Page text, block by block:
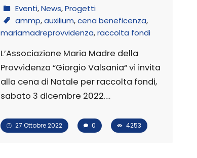
Eventi,News,Progetti
ammp,auxilium,cena beneficenza,
mariamadreprovvidenza,raccolta fondi
L’Associazione Maria Madre della
Provvidenza “Giorgio Valsania“ vi invita
alla cena di Natale per raccolta fondi,
sabato 3 dicembre 2022.…
27 Ottobre 2022 0 4253